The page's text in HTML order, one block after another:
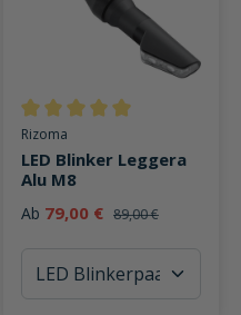
4 von 5 Sternen
Durchschnittliche Bewertung
Rizoma
LED Blinker Leggera
Alu M8
Ab 79,00 € 89,00 €